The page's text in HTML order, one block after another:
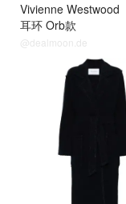
Vivienne Westwood
耳环 Orb款
@dealmoon.de